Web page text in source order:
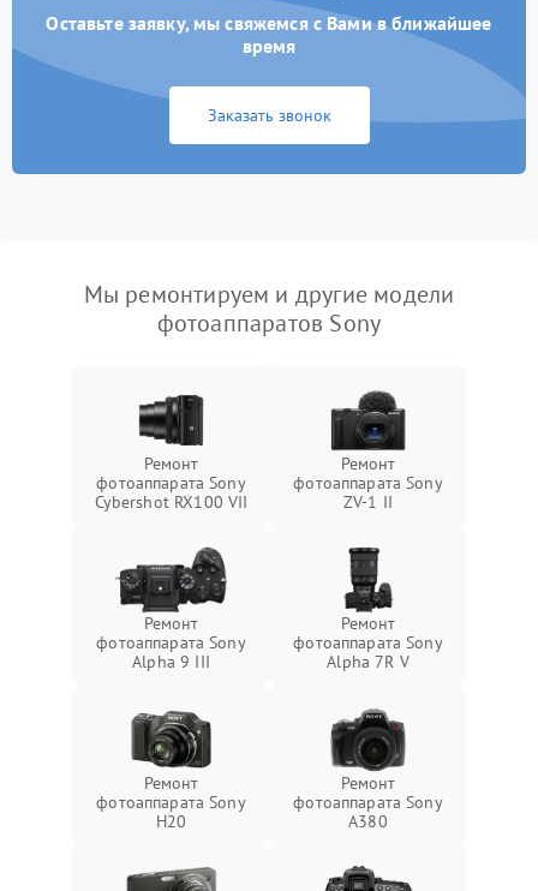
Оставьте заявку, мы свяжемся с Вами в ближайшее
время
Заказать звонок
Мы ремонтируем и другие модели
фотоаппаратов Sony
Ремонт
фотоаппарата Sony
Cybershot RX100 VII
Ремонт
фотоаппарата Sony
ZV-1 II
Ремонт
фотоаппарата Sony
Alpha 9 III
Ремонт
фотоаппарата Sony
Alpha 7R V
Ремонт
фотоаппарата Sony
H20
Ремонт
фотоаппарата Sony
A380